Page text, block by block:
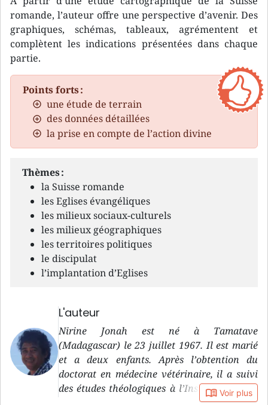
romande, l’auteur offre une perspective d’avenir. Des
graphiques, schémas, tableaux, agrémentent et
complètent les indications présentées dans chaque
partie.
Points forts :
une étude de terrain
des données détaillées
la prise en compte de l’action divine
Thèmes :
la Suisse romande
les Eglises évangéliques
les milieux sociaux-culturels
les milieux géographiques
les territoires politiques
le discipulat
l’implantation d’Eglises
L'auteur
Nirine Jonah est né à Tamatave
(Madagascar) le 23 juillet 1967. Il est marié
et a deux enfants. Après l’obtention du
doctorat en médecine vétérinaire, il a suivi
des études théologiques à l’Institut Biblique
book_open Voir plus